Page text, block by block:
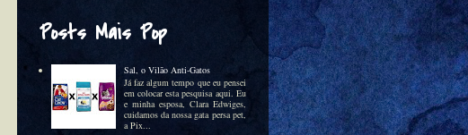
Posts Mais Pop
Sal, o Vilão Anti-Gatos
Já faz algum tempo que eu pensei
em colocar esta pesquisa aqui. Eu
e minha esposa, Clara Edwiges,
cuidamos da nossa gata persa pet,
a Pix...